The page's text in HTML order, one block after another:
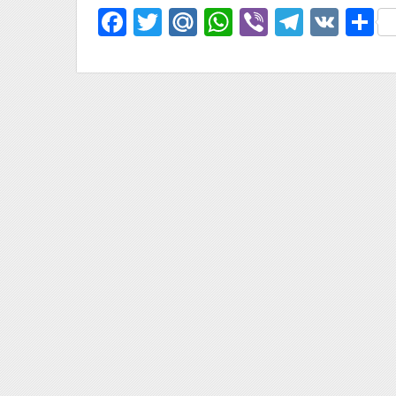
Facebook
TwitterMail.Ru
WhatsApp
Viber VK